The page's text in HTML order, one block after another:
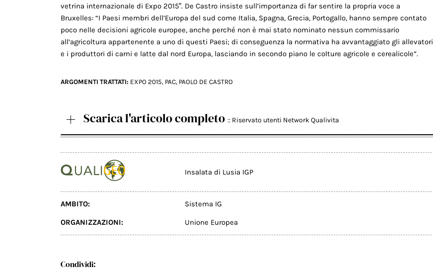
vetrina internazionale di Expo 2015″. De Castro insiste sull’importanza di far sentire la propria voce a
Bruxelles: “I Paesi membri dell’Europa del sud come Italia, Spagna, Grecia, Portogallo, hanno sempre contato
poco nelle decisioni agricole europee, anche perché non è mai stato nominato nessun commissario
all’agricoltura appartenente a uno di questi Paesi; di conseguenza la normativa ha avvantaggiato gli allevatori
e i produttori di carni e latte dal nord Europa, lasciando in secondo piano le colture agricole e cerealicole”.
ARGOMENTI TRATTATI: EXPO 2015, PAC, PAOLO DE CASTRO
Scarica l'articolo completo :: Riservato utenti Network Qualivita
Insalata di Lusia IGP
AMBITO: Sistema IG
ORGANIZZAZIONI: Unione Europea
Condividi: